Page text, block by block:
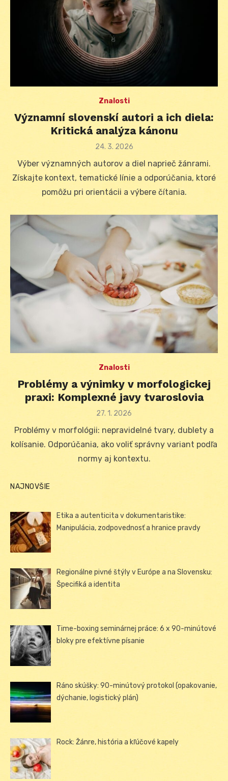
Znalosti
Významní slovenskí autori a ich diela:
Kritická analýza kánonu
Posted
24. 3. 2026
Výber významných autorov a diel naprieč žánrami.
Získajte kontext, tematické línie a odporúčania, ktoré
pomôžu pri orientácii a výbere čítania.
Znalosti
Problémy a výnimky v morfologickej
praxi: Komplexné javy tvaroslovia
Posted
27. 1. 2026
Problémy v morfológii: nepravidelné tvary, dublety a
kolísanie. Odporúčania, ako voliť správny variant podľa
normy aj kontextu.
NAJNOVŠIE
Etika a autenticita v dokumentaristike:
Manipulácia, zodpovednosť a hranice pravdy
Regionálne pivné štýly v Európe a na Slovensku:
Špecifiká a identita
Time-boxing seminárnej práce: 6 x 90-minútové
bloky pre efektívne písanie
Ráno skúšky: 90-minútový protokol (opakovanie,
dýchanie, logistický plán)
Rock: Žánre, história a kľúčové kapely